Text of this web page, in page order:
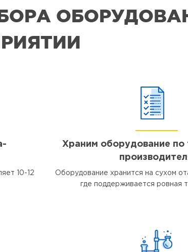
10-12
Храним оборудование по
Оборудование хранится на сухом
где поддерживается ровная